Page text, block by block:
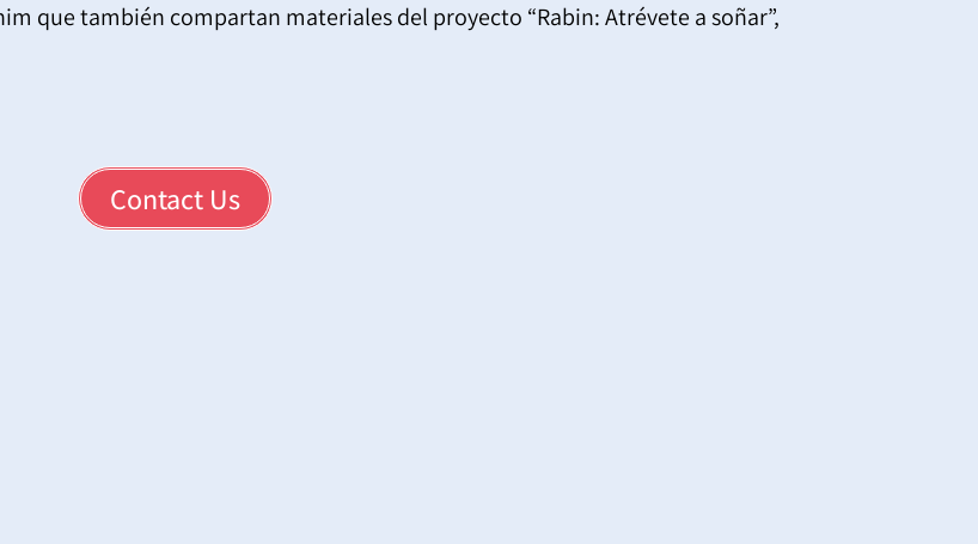
que también compartan materiales del proyecto “Rabin: Atrévete a soñar”,
Contact Us